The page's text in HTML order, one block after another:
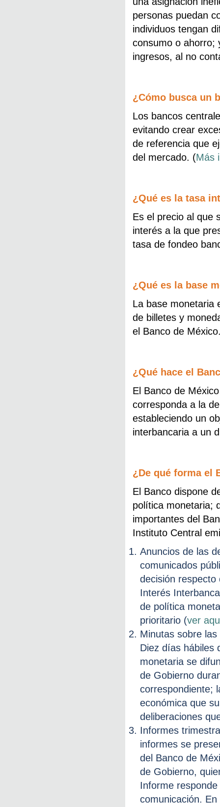
personas puedan
individuos tengan
consumo o ahorro;
ingresos, al no
¿Cómo busca un
Los bancos
evitando crear
de referencia que
del mercado. (Más
¿Qué es la tasa
Es el precio al que
interés a la que
tasa de fondeo
¿Qué es la base
La base monetaria
de billetes y
el Banco de
¿Qué hace el
El Banco de
corresponda a la
estableciendo un
interbancaria a un
¿De qué forma el
El Banco dispone
política monetaria;
importantes del
Instituto Central
Anuncios de las
comunicados
decisión respecto
Interés
de política
prioritario (ver
Minutas sobre
Diez días hábiles
monetaria se
de Gobierno
correspondiente;
económica que
deliberaciones
Informes
informes se
del Banco de
de Gobierno,
Informe
comunicación.